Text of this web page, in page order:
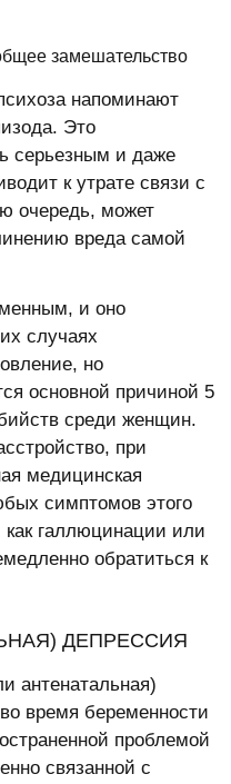
замешательство
напоминают
Это
серьезным и даже
к утрате связи с
очередь, может
вреда самой
и оно
случаях
но
основной причиной 5
среди женщин.
при
медицинская
симптомов этого
как галлюцинации или
обратиться к
ДЕПРЕССИЯ
антенатальная)
время беременности
проблемой
связанной с